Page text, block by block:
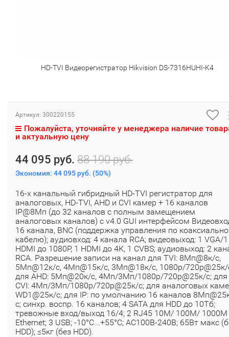
HD-TVI Видеорегистратор Hikvision DS-7316HUHI-K4
Артикул: 300220155
Пожалуйста, уточняйте у менеджера наличие
и актуальную цену
44 095 руб. 88 190 руб.
Экономия: 44 095 руб. (50%)
16-х канальный гибридный HD-TVI регистратор для
аналоговых, HD-TVI, AHD и CVI камер + 16 каналов
IP@8Мп (до 32 каналов с полным замещением
аналоговых каналов) с v4.0 GUI интерфейсом
16 канала, BNC (поддержка управления по
кабелю); аудиовход: 4 канала RCA; видеовыход: 1 VGA/1
HDMI до 1080Р, 1 HDMI до 4К, 1 CVBS; аудиовыход: 2
RCA. Разрешение записи на канал для TVI: 8Мп@8к/с,
5Мп@12к/с, 4Мп@15к/с, 3Мп@18к/с, 1080p/720p@25к/
для AHD: 5Мп@20к/с, 4Мп/3Мп/1080p/720p@25к/с; для
CVI: 4Мп/3Мп/1080p/720p@25к/с; для аналоговых
WD1@25к/с; для IP: по умолчанию 16 каналов
с; синхр. воспр. 16 каналов; 4 SATA для HDD до 10Тб;
тревожные вход/выход 16/4; 2 RJ45 10M/ 100M/ 1000М
Ethernet; 3 USB; -10°C...+55°C; АC100В-240В; 65Вт макс
HDD); ≤5кг (без HDD).